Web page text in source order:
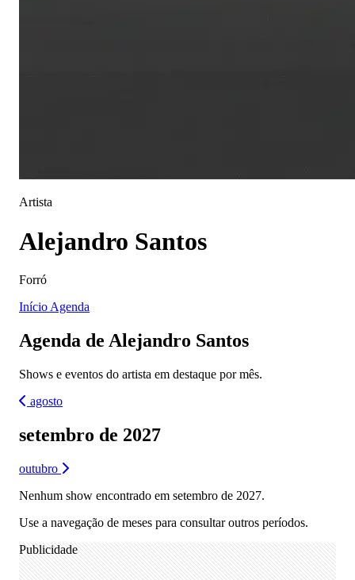
Artista
Alejandro Santos
Forró
Início Agenda
Agenda de Alejandro Santos
Shows e eventos do artista em destaque por mês.
agosto
setembro de 2027
outubro
Nenhum show encontrado em setembro de 2027.
Use a navegação de meses para consultar outros períodos.
Publicidade